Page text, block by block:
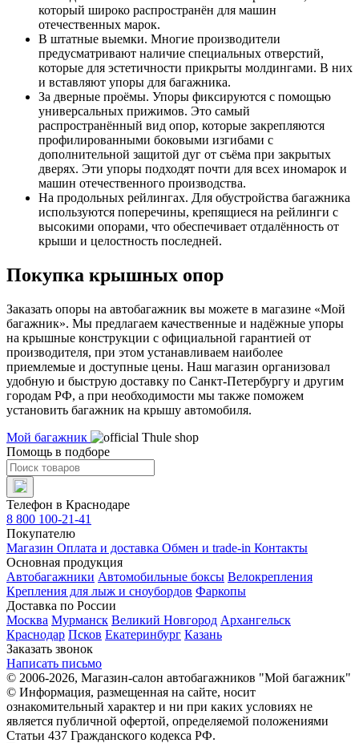
который широко распространён для машин
отечественных марок.
В штатные выемки. Многие производители
предусматривают наличие специальных отверстий,
которые для эстетичности прикрыты молдингами. В них
и вставляют упоры для багажника.
За дверные проёмы. Упоры фиксируются с помощью
универсальных прижимов. Это самый
распространённый вид опор, которые закрепляются
профилированными боковыми изгибами с
дополнительной защитой дуг от съёма при закрытых
дверях. Эти упоры подходят почти для всех иномарок и
машин отечественного производства.
На продольных рейлингах. Для обустройства багажника
используются поперечины, крепящиеся на рейлинги с
высокими опорами, что обеспечивает отдалённость от
крыши и целостность последней.
Покупка крышных опор
Заказать опоры на автобагажник вы можете в магазине «Мой
багажник». Мы предлагаем качественные и надёжные упоры
на крышные конструкции с официальной гарантией от
производителя, при этом устанавливаем наиболее
приемлемые и доступные цены. Наш магазин организовал
удобную и быструю доставку по Санкт-Петербургу и другим
городам РФ, а при необходимости мы также поможем
установить багажник на крышу автомобиля.
Мой багажник
Помощь в подборе
Телефон в Краснодаре
8 800 100-21-41
Покупателю
Магазин Оплата и доставка Обмен и trade-in Контакты
Основная продукция
Автобагажники Автомобильные боксы Велокрепления
Крепления для лыж и сноубордов Фаркопы
Доставка по России
Москва Мурманск Великий Новгород Архангельск
Краснодар Псков Екатеринбург Казань
Заказать звонок
Написать письмо
© 2006-2026, Магазин-салон автобагажников "Мой багажник"
© Информация, размещенная на сайте, носит
ознакомительный характер и ни при каких условиях не
является публичной офертой, определяемой положениями
Статьи 437 Гражданского кодекса РФ.